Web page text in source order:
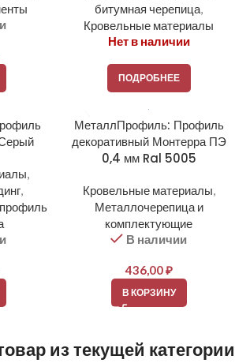
битумная черепица,
Кровельные материалы
Нет в наличии
ПОДРОБНЕЕ
,
,
МеталлПрофиль: Профиль
декоративный Монтерра ПЭ
0,4 мм Ral 5005
Кровельные материалы,
Металлочерепица и
комплектующие
В наличии
436,00₽
В КОРЗИНУ
из текущей категории